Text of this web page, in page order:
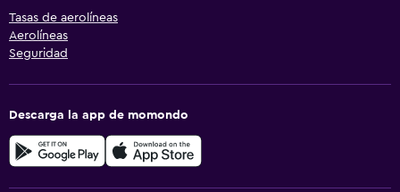
Tasas de aerolíneas
Aerolíneas
Seguridad
Descarga la app de momondo